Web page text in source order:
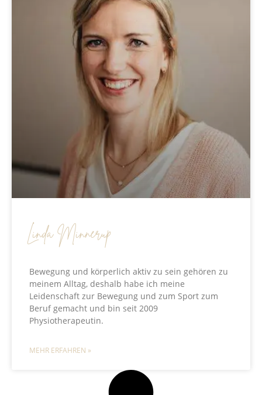
Linda Minnerup
Bewegung und körperlich aktiv zu sein gehören zu
meinem Alltag, deshalb habe ich meine
Leidenschaft zur Bewegung und zum Sport zum
Beruf gemacht und bin seit 2009
Physiotherapeutin.
MEHR ERFAHREN »